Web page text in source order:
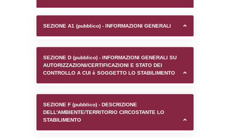
executionMS: 0.00092101097106934
Stabilimento Tosvar
comune di Pozzo
-